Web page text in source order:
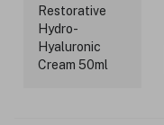
Fordeler:
Reparerer tørr,
Multebærfrøolje